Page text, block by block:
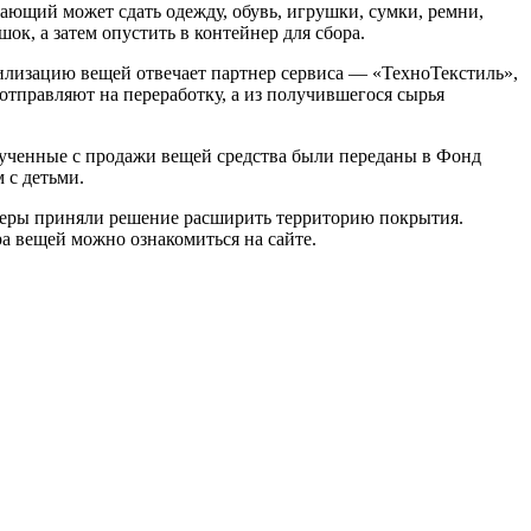
может сдать одежду, обувь, игрушки, сумки, ремни,
а затем опустить в контейнер для сбора.
вещей отвечает партнер сервиса — «ТехноТекстиль»,
на переработку, а из получившегося сырья
с продажи вещей средства были переданы в Фонд
детьми.
приняли решение расширить территорию покрытия.
вещей можно ознакомиться на сайте.